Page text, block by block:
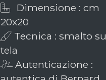
Dimensione : cm
20x20
Tecnica : smalto su
tela
Autenticazione :